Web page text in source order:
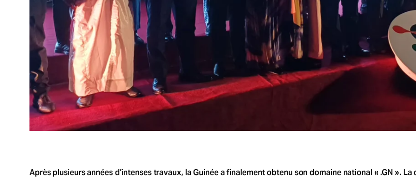
Après plusieurs années d’intenses travaux, la Guinée a finalement obtenu son domaine national « .GN ».